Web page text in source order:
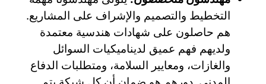
التخطيط والتصميم والإشراف على المشاريع.
هم حاصلون على شهادات هندسية معتمدة
ولديهم فهم عميق لديناميكيات السوائل
والغازات، ومعايير السلامة، ومتطلبات الدفاع